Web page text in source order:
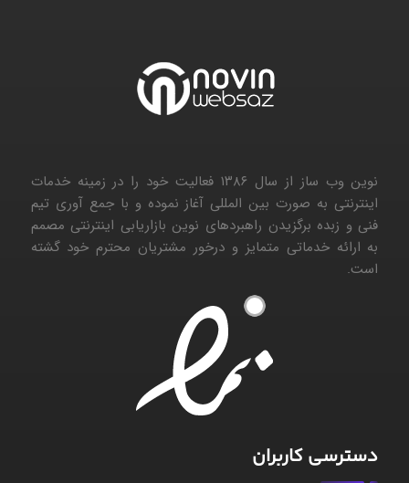
نوین وب ساز از سال ۱۳۸۶ فعالیت خود را در زمینه خدمات
اینترنتی به صورت بین المللی آغاز نموده و با جمع آوری تیم
فنی و زبده برگزیدن راهبردهای نوین بازاریابی اینترنتی مصمم
به ارائه خدماتی متمایز و درخور مشتریان محترم خود گشته
است.
دسترسی کاربران